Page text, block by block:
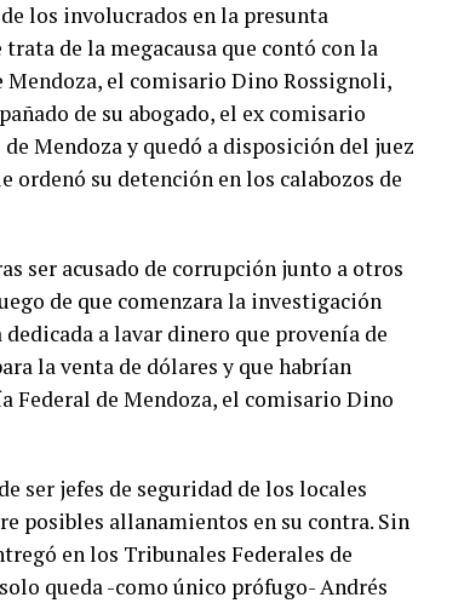
los involucrados en la presunta
de la megacausa que contó con la
Mendoza, el comisario Dino Rossignoli,
de su abogado, el ex comisario
Mendoza y quedó a disposición del juez
ordenó su detención en los calabozos de
ser acusado de corrupción junto a otros
de que comenzara la investigación
a lavar dinero que provenía de
la venta de dólares y que habrían
Federal de Mendoza, el comisario Dino
ser jefes de seguridad de los locales
posibles allanamientos en su contra. Sin
en los Tribunales Federales de
queda -como único prófugo- Andrés